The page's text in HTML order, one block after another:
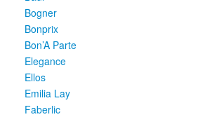
Bogner
Bonprix
Bon’A Parte
Elegance
Ellos
Emilia Lay
Faberlic